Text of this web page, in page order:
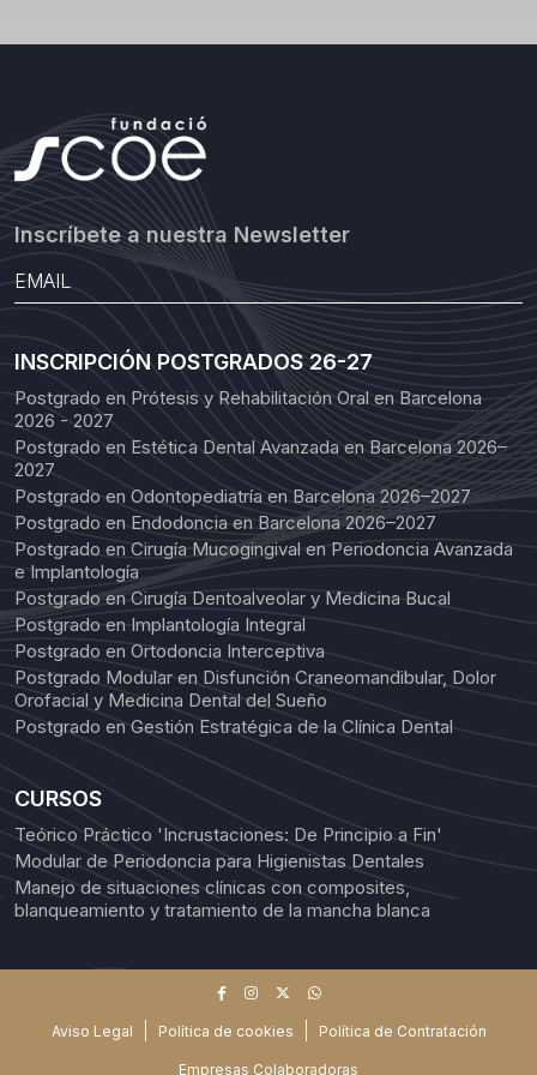
Inscríbete a nuestra Newsletter
INSCRIPCIÓN POSTGRADOS 26-27
Postgrado en Prótesis y Rehabilitación Oral en Barcelona
2026 - 2027
Postgrado en Estética Dental Avanzada en Barcelona 2026–
2027
Postgrado en Odontopediatría en Barcelona 2026–2027
Postgrado en Endodoncia en Barcelona 2026–2027
Postgrado en Cirugía Mucogingival en Periodoncia Avanzada
e Implantología
Postgrado en Cirugía Dentoalveolar y Medicina Bucal
Postgrado en Implantología Integral
Postgrado en Ortodoncia Interceptiva
Postgrado Modular en Disfunción Craneomandibular, Dolor
Orofacial y Medicina Dental del Sueño
Postgrado en Gestión Estratégica de la Clínica Dental
CURSOS
Teórico Práctico 'Incrustaciones: De Principio a Fin'
Modular de Periodoncia para Higienistas Dentales
Manejo de situaciones clínicas con composites,
blanqueamiento y tratamiento de la mancha blanca
Aviso Legal Política de cookies Política de Contratación
Empresas Colaboradoras